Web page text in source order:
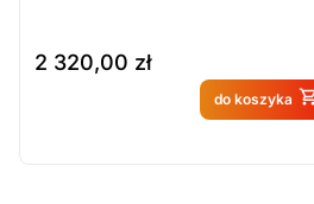
2 320,00 zł
do koszyka
Produkt